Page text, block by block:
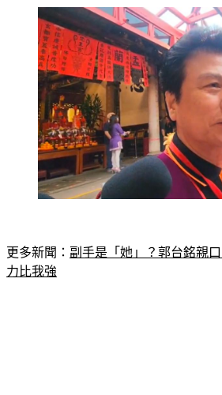
更多新聞： 副手是「她」？郭台銘親
力比我強